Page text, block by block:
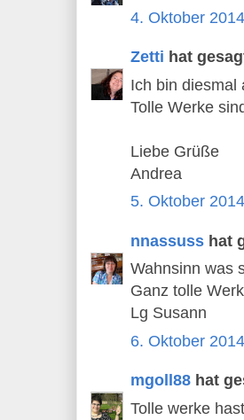
4. Oktober
Zetti hat
Ich bin diesmal
Tolle Werke
Liebe Grüße
Andrea
5. Oktober
nnassuss hat
Wahnsinn was
Ganz tolle
Lg Susann
6. Oktober
mgoll88 hat
Tolle werke